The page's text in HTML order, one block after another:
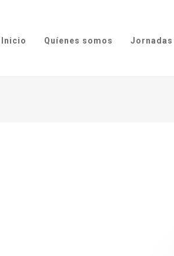
Inicio Quíenes somos Jornadas